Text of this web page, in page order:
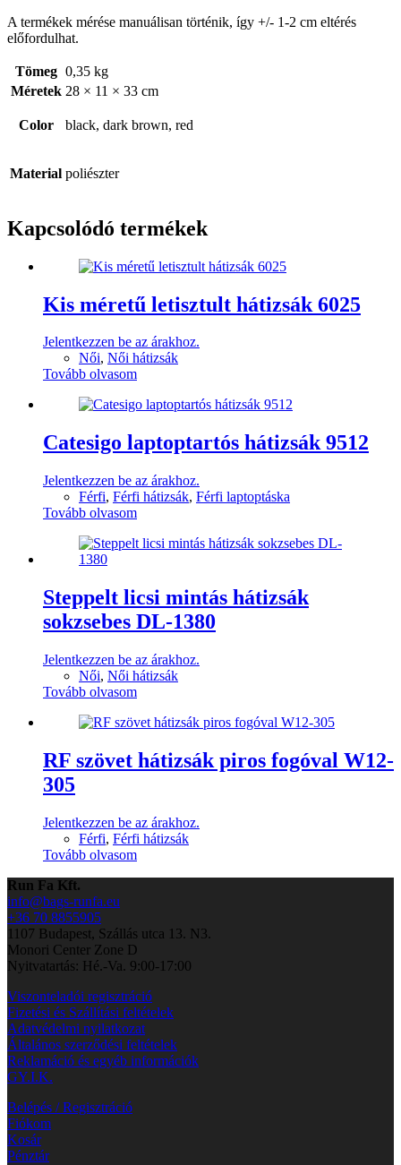
A termékek mérése manuálisan történik, így +/- 1-2 cm eltérés
előfordulhat.
Tömeg 0,35 kg
Méretek 28 × 11 × 33 cm
Color black, dark brown, red
Material poliészter
Kapcsolódó termékek
Kis méretű letisztult hátizsák 6025
Jelentkezzen be az árakhoz.
Női, Női hátizsák
Tovább olvasom
Catesigo laptoptartós hátizsák 9512
Jelentkezzen be az árakhoz.
Férfi, Férfi hátizsák, Férfi laptoptáska
Tovább olvasom
Steppelt licsi mintás hátizsák
sokzsebes DL-1380
Jelentkezzen be az árakhoz.
Női, Női hátizsák
Tovább olvasom
RF szövet hátizsák piros fogóval W12-
305
Jelentkezzen be az árakhoz.
Férfi, Férfi hátizsák
Tovább olvasom
Run Fa Kft.
info@bags-runfa.eu
+36 70 8855905
1107 Budapest, Szállás utca 13. N3.
Monori Center Zone D
Nyitvatartás: Hé.-Va. 9:00-17:00
Viszonteladói regisztráció
Fizetési és Szállítási feltételek
Adatvédelmi nyilatkozat
Általános szerződési feltételek
Reklamáció és egyéb információk
GY.I.K.
Belépés / Regisztráció
Fiókom
Kosár
Pénztár